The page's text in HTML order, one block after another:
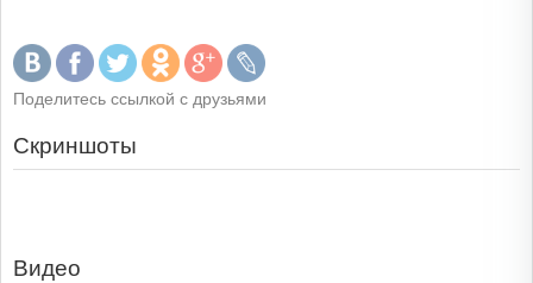
Поделитесь ссылкой с друзьями
Скриншоты
Видео